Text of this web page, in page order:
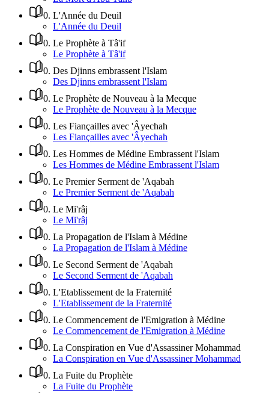
0. L'Année du Deuil
L'Année du Deuil
0. Le Prophète à Tâ'if
Le Prophète à Tâ'if
0. Des Djinns embrassent l'Islam
Des Djinns embrassent l'Islam
0. Le Prophète de Nouveau à la Mecque
Le Prophète de Nouveau à la Mecque
0. Les Fiançailles avec 'Âyechah
Les Fiançailles avec 'Âyechah
0. Les Hommes de Médine Embrassent l'Islam
Les Hommes de Médine Embrassent l'Islam
0. Le Premier Serment de 'Aqabah
Le Premier Serment de 'Aqabah
0. Le Mi'râj
Le Mi'râj
0. La Propagation de l'Islam à Médine
La Propagation de l'Islam à Médine
0. Le Second Serment de 'Aqabah
Le Second Serment de 'Aqabah
0. L'Etablissement de la Fraternité
L'Etablissement de la Fraternité
0. Le Commencement de l'Emigration à Médine
Le Commencement de l'Emigration à Médine
0. La Conspiration en Vue d'Assassiner Mohammad
La Conspiration en Vue d'Assassiner Mohammad
0. La Fuite du Prophète
La Fuite du Prophète